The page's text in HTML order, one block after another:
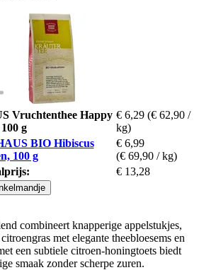
Vruchtenthee Happy
g
€ 6,29 (€ 62,90 /
kg)
BIO Hibiscus
100 g
€ 6,99
(€ 69,90 / kg)
€ 13,28
combineert knapperige appelstukjes,
met elegante theebloesems en
een subtiele citroen-honingtoets biedt
smaak zonder scherpe zuren.